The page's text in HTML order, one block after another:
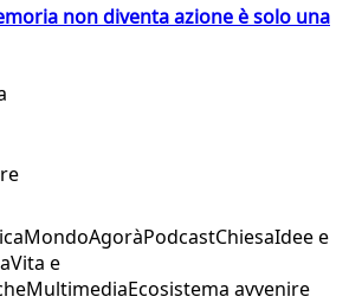
non diventa azione è solo una
MondoAgoràPodcastChiesaIdee e
Vita e
MultimediaEcosistema avvenire